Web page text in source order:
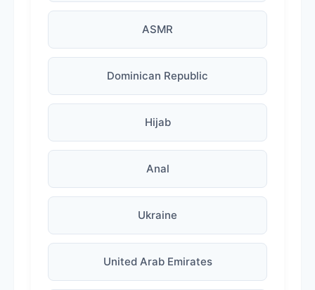
ASMR
Dominican Republic
Hijab
Anal
Ukraine
United Arab Emirates